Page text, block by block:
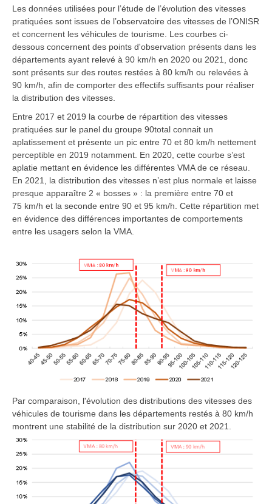
Les données utilisées pour l’étude de l’évolution des vitesses
pratiquées sont issues de l’observatoire des vitesses de l’ONISR
et concernent les véhicules de tourisme. Les courbes ci-
dessous concernent des points d'observation présents dans les
départements ayant relevé à 90 km/h en 2020 ou 2021, donc
sont présents sur des routes restées à 80 km/h ou relevées à
90 km/h, afin de comporter des effectifs suffisants pour réaliser
la distribution des vitesses.
Entre 2017 et 2019 la courbe de répartition des vitesses
pratiquées sur le panel du groupe 90total connait un
aplatissement et présente un pic entre 70 et 80 km/h nettement
perceptible en 2019 notamment. En 2020, cette courbe s’est
aplatie mettant en évidence les différentes VMA de ce réseau.
En 2021, la distribution des vitesses n’est plus normale et laisse
presque apparaître 2 « bosses » : la première entre 70 et
75 km/h et la seconde entre 90 et 95 km/h. Cette répartition met
en évidence des différences importantes de comportements
entre les usagers selon la VMA.
Par comparaison, l'évolution des distributions des vitesses des
véhicules de tourisme dans les départements restés à 80 km/h
montrent une stabilité de la distribution sur 2020 et 2021.